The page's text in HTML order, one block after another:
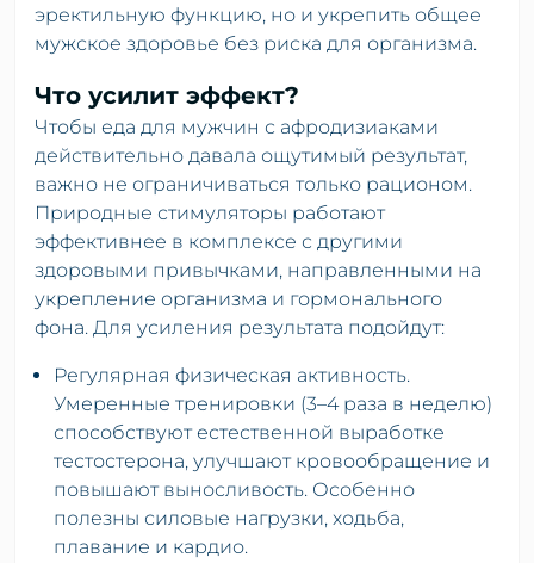
эректильную функцию, но и укрепить общее
мужское здоровье без риска для организма.
Что усилит эффект?
Чтобы еда для мужчин с афродизиаками
действительно давала ощутимый результат,
важно не ограничиваться только рационом.
Природные стимуляторы работают
эффективнее в комплексе с другими
здоровыми привычками, направленными на
укрепление организма и гормонального
фона. Для усиления результата подойдут:
Регулярная физическая активность.
Умеренные тренировки (3–4 раза в неделю)
способствуют естественной выработке
тестостерона, улучшают кровообращение и
повышают выносливость. Особенно
полезны силовые нагрузки, ходьба,
плавание и кардио.